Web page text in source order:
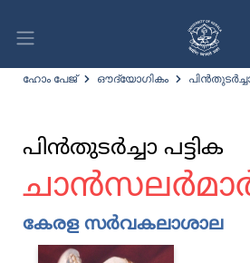
ഹോം പേജ് ഔദ്യോഗികം
പിന്‍തുടര്‍ച്ചാ പട്ടിക‍
കേരള സര്‍വകലാശാല